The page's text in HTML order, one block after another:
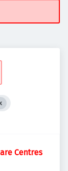
Centres